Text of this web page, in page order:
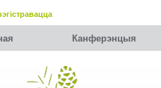
Канферэнцыя